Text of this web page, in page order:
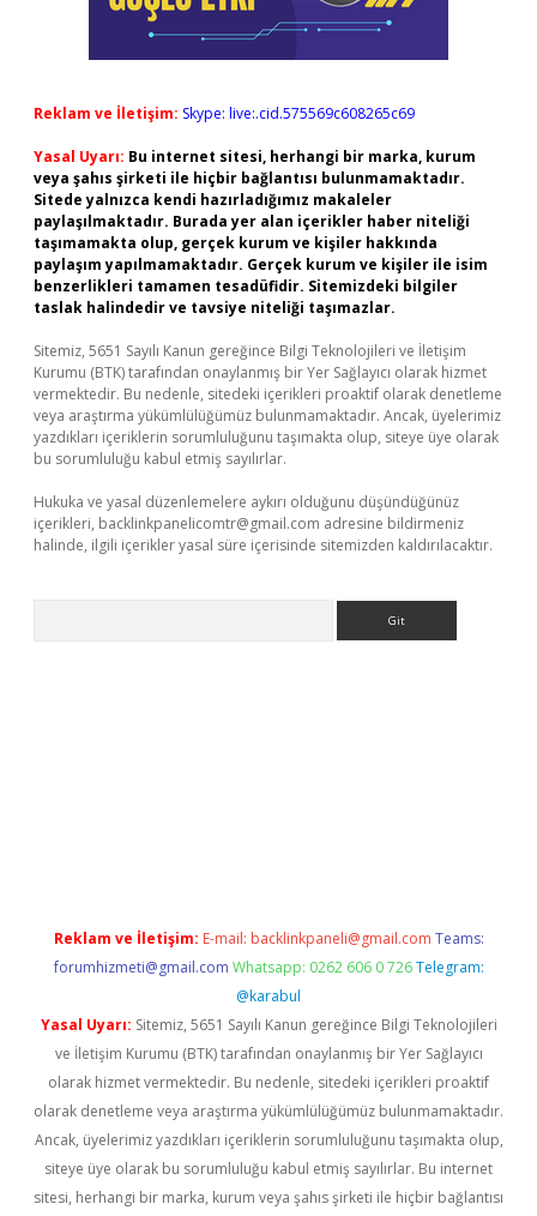
Reklam ve İletişim: Skype: live:.cid.575569c608265c69
Yasal Uyarı: Bu internet sitesi, herhangi bir marka, kurum
veya şahıs şirketi ile hiçbir bağlantısı bulunmamaktadır.
Sitede yalnızca kendi hazırladığımız makaleler
paylaşılmaktadır. Burada yer alan içerikler haber niteliği
taşımamakta olup, gerçek kurum ve kişiler hakkında
paylaşım yapılmamaktadır. Gerçek kurum ve kişiler ile isim
benzerlikleri tamamen tesadüfidir. Sitemizdeki bilgiler
taslak halindedir ve tavsiye niteliği taşımazlar.
Sitemiz, 5651 Sayılı Kanun gereğince Bilgi Teknolojileri ve İletişim
Kurumu (BTK) tarafından onaylanmış bir Yer Sağlayıcı olarak hizmet
vermektedir. Bu nedenle, sitedeki içerikleri proaktif olarak denetleme
veya araştırma yükümlülüğümüz bulunmamaktadır. Ancak, üyelerimiz
yazdıkları içeriklerin sorumluluğunu taşımakta olup, siteye üye olarak
bu sorumluluğu kabul etmiş sayılırlar.
Hukuka ve yasal düzenlemelere aykırı olduğunu düşündüğünüz
içerikleri, backlinkpanelicomtr@gmail.com adresine bildirmeniz
halinde, ilgili içerikler yasal süre içerisinde sitemizden kaldırılacaktır.
Reklam ve İletişim: E-mail: backlinkpaneli@gmail.com Teams:
forumhizmeti@gmail.com Whatsapp: 0262 606 0 726 Telegram:
@karabul
Yasal Uyarı: Sitemiz, 5651 Sayılı Kanun gereğince Bilgi Teknolojileri
ve İletişim Kurumu (BTK) tarafından onaylanmış bir Yer Sağlayıcı
olarak hizmet vermektedir. Bu nedenle, sitedeki içerikleri proaktif
olarak denetleme veya araştırma yükümlülüğümüz bulunmamaktadır.
Ancak, üyelerimiz yazdıkları içeriklerin sorumluluğunu taşımakta olup,
siteye üye olarak bu sorumluluğu kabul etmiş sayılırlar. Bu internet
sitesi, herhangi bir marka, kurum veya şahıs şirketi ile hiçbir bağlantısı